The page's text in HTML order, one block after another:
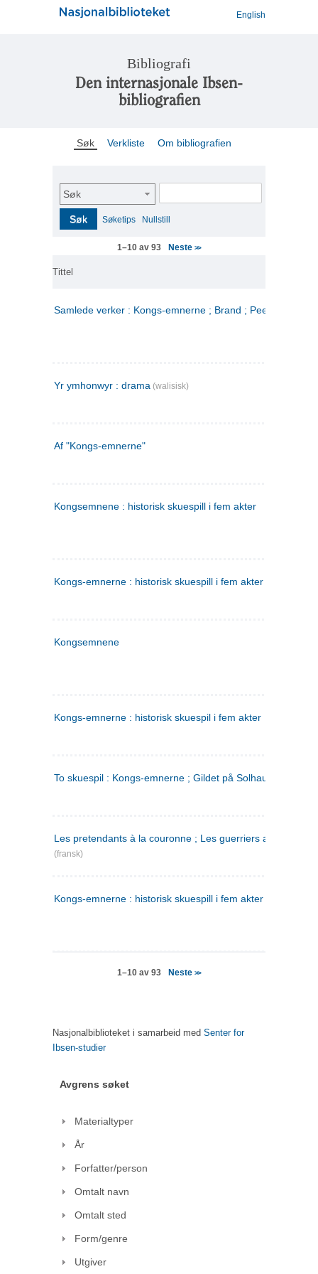
English
Bibliografi
Den internasjonale Ibsen-
bibliografien
Søk Verkliste Om bibliografien
Søk
Søk Søketips Nullstill
1–10 av 93 Neste>>
Tittel
Samlede verker : Kongs-emnerne ; Brand ; Peer Gynt. 2
Yr ymhonwyr : drama (walisisk)
Af "Kongs-emnerne"
Kongsemnene : historisk skuespill i fem akter
Kongs-emnerne : historisk skuespill i fem akter
Kongsemnene
Kongs-emnerne : historisk skuespil i fem akter
To skuespil : Kongs-emnerne ; Gildet på Solhaug
Les pretendants à la couronne ; Les guerriers a Helgeland
(fransk)
Kongs-emnerne : historisk skuespill i fem akter
1–10 av 93 Neste>>
Nasjonalbiblioteket i samarbeid med Senter for
Ibsen-studier
Avgrens søket
Materialtyper
År
Forfatter/person
Omtalt navn
Omtalt sted
Form/genre
Utgiver